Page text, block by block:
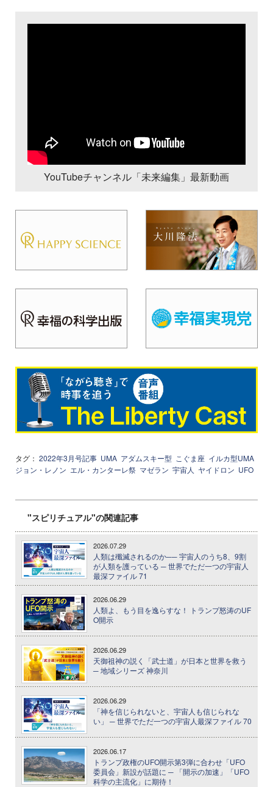
YouTubeチャンネル「未来編集」最新動画
タグ： 2022年3月号記事 UMA アダムスキー型 こぐま座 イルカ型UMA
ジョン・レノン エル・カンターレ祭 マゼラン 宇宙人 ヤイドロン UFO
"スピリチュアル"の関連記事
2026.07.29
人類は殲滅されるのか── 宇宙人のうち8、9割
が人類を護っている ─ 世界でただ一つの宇宙人
最深ファイル 71
2026.06.29
人類よ、もう目を逸らすな！ トランプ怒涛のUF
O開示
2026.06.29
天御祖神の説く「武士道」が日本と世界を救う
─ 地域シリーズ 神奈川
2026.06.29
「神を信じられないと、宇宙人も信じられな
い」 ─ 世界でただ一つの宇宙人最深ファイル 70
2026.06.17
トランプ政権のUFO開示第3弾に合わせ「UFO
委員会」新設が話題に ─ 「開示の加速」「UFO
科学の主流化」に期待！